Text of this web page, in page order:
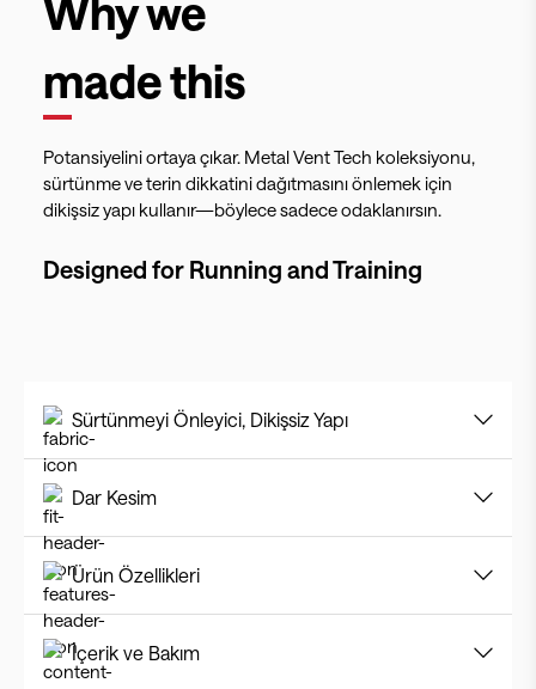
Why we
made this
Potansiyelini ortaya çıkar. Metal Vent Tech koleksiyonu,
sürtünme ve terin dikkatini dağıtmasını önlemek için
dikişsiz yapı kullanır—böylece sadece odaklanırsın.
Designed for Running and Training
Sürtünmeyi Önleyici, Dikişsiz Yapı
Dar Kesim
Ürün Özellikleri
İçerik ve Bakım